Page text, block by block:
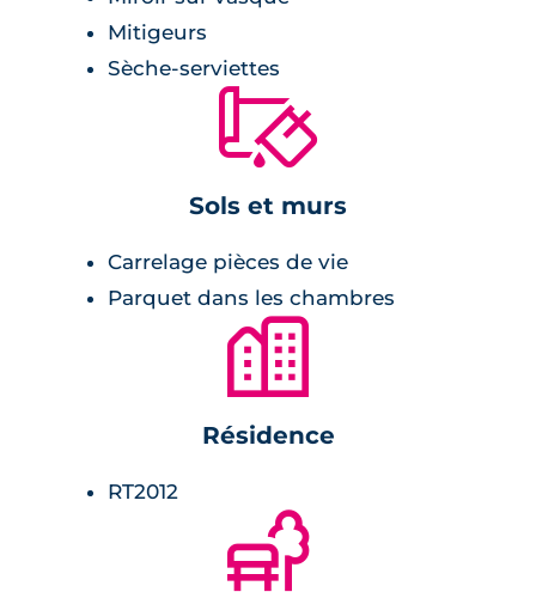
Mitigeurs
Sèche-serviettes
🔨
Sols et murs
Carrelage pièces de vie
Parquet dans les chambres
🏙
Résidence
RT2012
🌲